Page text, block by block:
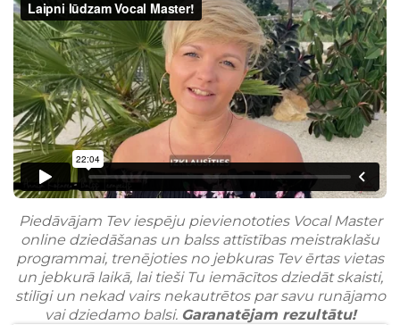
Piedāvājam Tev iespēju pievienototies Vocal Master
online dziedāšanas un balss attīstības meistraklašu
programmai, trenējoties no jebkuras Tev ērtas vietas
un jebkurā laikā, lai tieši Tu iemācītos dziedāt skaisti,
stilīgi un nekad vairs nekautrētos par savu runājamo
vai dziedamo balsi. Garanatējam rezultātu!